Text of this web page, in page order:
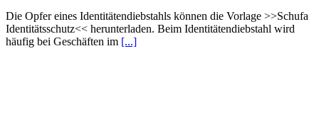
Die Opfer eines Identitätendiebstahls können die Vorlage >>Schufa
Identitätsschutz<< herunterladen. Beim Identitätendiebstahl wird
häufig bei Geschäften im [...]